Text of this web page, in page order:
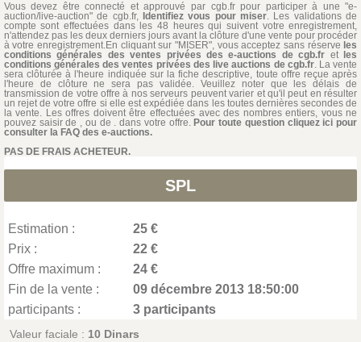
Vous devez être connecté et approuvé par cgb.fr pour participer à une "e-
auction/live-auction" de cgb.fr, Identifiez vous pour miser. Les validations de
compte sont effectuées dans les 48 heures qui suivent votre enregistrement,
n'attendez pas les deux derniers jours avant la clôture d'une vente pour procéder
à votre enregistrement.En cliquant sur "MISER", vous acceptez sans réserve les
conditions générales des ventes privées des e-auctions de cgb.fr et les
conditions générales des ventes privées des live auctions de cgb.fr. La vente
sera clôturée à l'heure indiquée sur la fiche descriptive, toute offre reçue après
l'heure de clôture ne sera pas validée. Veuillez noter que les délais de
transmission de votre offre à nos serveurs peuvent varier et qu'il peut en résulter
un rejet de votre offre si elle est expédiée dans les toutes dernières secondes de
la vente. Les offres doivent être effectuées avec des nombres entiers, vous ne
pouvez saisir de , ou de . dans votre offre. Pour toute question cliquez ici pour
consulter la FAQ des e-auctions.
PAS DE FRAIS ACHETEUR.
SPL
Estimation :
25 €
Prix :
22 €
Offre maximum :
24 €
Fin de la vente :
09 décembre 2013 18:50:00
participants :
3 participants
Valeur faciale : 10 Dinars